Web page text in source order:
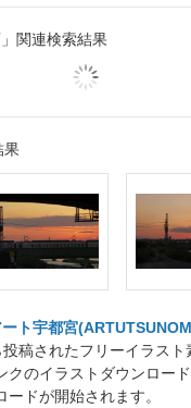
関連検索結果
果
ート宇都宮
稿されたフリーイラス
クのイラストダウンロー
ードが開始されます。